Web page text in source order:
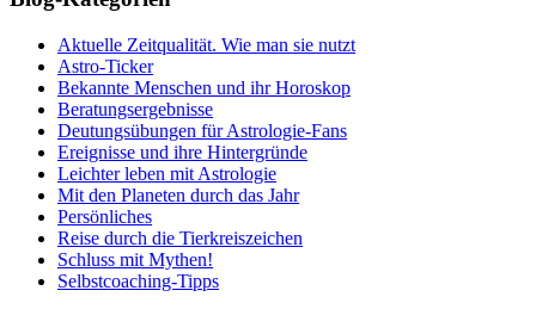
Aktuelle Zeitqualität. Wie man sie nutzt
Astro-Ticker
Bekannte Menschen und ihr Horoskop
Beratungsergebnisse
Deutungsübungen für Astrologie-Fans
Ereignisse und ihre Hintergründe
Leichter leben mit Astrologie
Mit den Planeten durch das Jahr
Persönliches
Reise durch die Tierkreiszeichen
Schluss mit Mythen!
Selbstcoaching-Tipps